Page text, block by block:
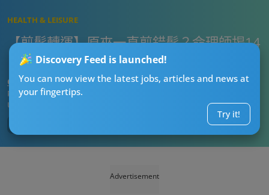
Discovery Feed is launched!
You can now view the latest jobs, articles and news at
your fingertips.
Try it!
HEALTH & LEISURE
【剪髮轉運】原來一直剪錯髮？命理師揭14
日大催財！3個月運勢極速逆襲？
CTgoodjobs’ Editor
Published:2026-07-10 21:00
Updated:
Advertisement